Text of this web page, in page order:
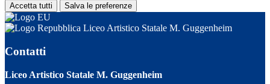
Accetta tutti Salva le preferenze
Liceo Artistico Statale M. Guggenheim
Contatti
Liceo Artistico Statale M. Guggenheim